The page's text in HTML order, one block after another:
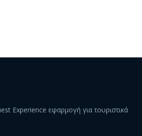
Experience εφαρμογή για τουριστικά